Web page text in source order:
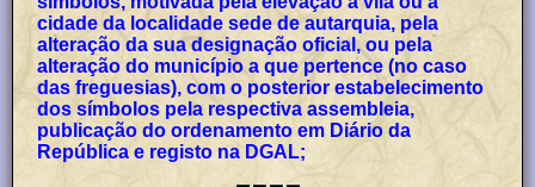
cidade da localidade sede de autarquia, pela
alteração da sua designação oficial, ou pela
alteração do município a que pertence (no caso
das freguesias), com o posterior estabelecimento
dos símbolos pela respectiva assembleia,
publicação do ordenamento em Diário da
República e registo na DGAL;